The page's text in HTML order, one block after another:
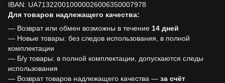
IBAN: UA713220010000026006350007978
Для товаров надлежащего качества:
— Возврат или обмен возможны в течение 14 дней
— Новые товары: без следов использования, в полной
комплектации
— Б/у товары: в полной комплектации, допускаются следы
использования
— Возврат товаров надлежащего качества — за счёт